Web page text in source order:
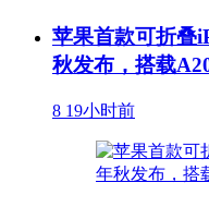
苹果首款可折叠
秋发布，搭载
8 19小时前